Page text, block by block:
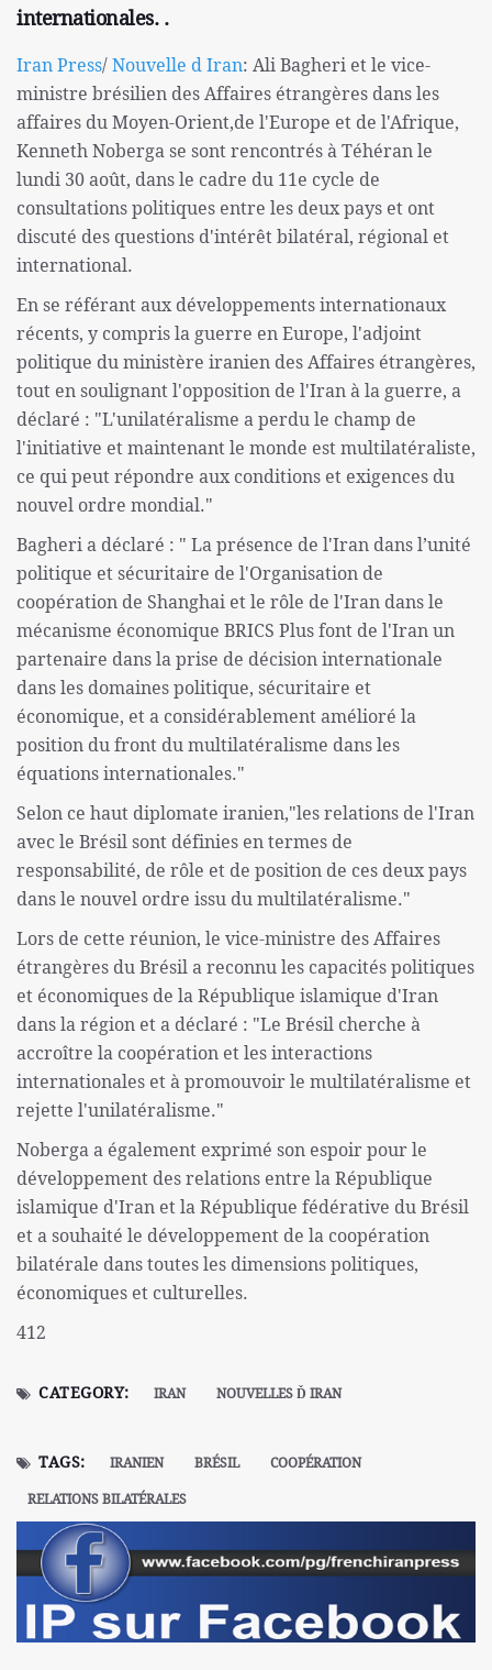
internationales. .
Iran Press/Nouvelle d Iran: Ali Bagheri et le vice-
ministre brésilien des Affaires étrangères dans les
affaires du Moyen-Orient,de l'Europe et de l'Afrique,
Kenneth Noberga se sont rencontrés à Téhéran le
lundi 30 août, dans le cadre du 11e cycle de
consultations politiques entre les deux pays et ont
discuté des questions d'intérêt bilatéral, régional et
international.
En se référant aux développements internationaux
récents, y compris la guerre en Europe, l'adjoint
politique du ministère iranien des Affaires étrangères,
tout en soulignant l'opposition de l'Iran à la guerre, a
déclaré : "L'unilatéralisme a perdu le champ de
l'initiative et maintenant le monde est multilatéraliste,
ce qui peut répondre aux conditions et exigences du
nouvel ordre mondial."
Bagheri a déclaré : " La présence de l'Iran dans l’unité
politique et sécuritaire de l'Organisation de
coopération de Shanghai et le rôle de l'Iran dans le
mécanisme économique BRICS Plus font de l'Iran un
partenaire dans la prise de décision internationale
dans les domaines politique, sécuritaire et
économique, et a considérablement amélioré la
position du front du multilatéralisme dans les
équations internationales."
Selon ce haut diplomate iranien,"les relations de l'Iran
avec le Brésil sont définies en termes de
responsabilité, de rôle et de position de ces deux pays
dans le nouvel ordre issu du multilatéralisme."
Lors de cette réunion, le vice-ministre des Affaires
étrangères du Brésil a reconnu les capacités politiques
et économiques de la République islamique d'Iran
dans la région et a déclaré : "Le Brésil cherche à
accroître la coopération et les interactions
internationales et à promouvoir le multilatéralisme et
rejette l'unilatéralisme."
Noberga a également exprimé son espoir pour le
développement des relations entre la République
islamique d'Iran et la République fédérative du Brésil
et a souhaité le développement de la coopération
bilatérale dans toutes les dimensions politiques,
économiques et culturelles.
412
CATEGORY: IRAN NOUVELLES Ď IRAN
TAGS: IRANIEN BRÉSIL
COOPÉRATION
RELATIONS BILATÉRALES